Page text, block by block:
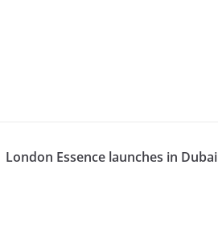
London Essence launches in Dubai